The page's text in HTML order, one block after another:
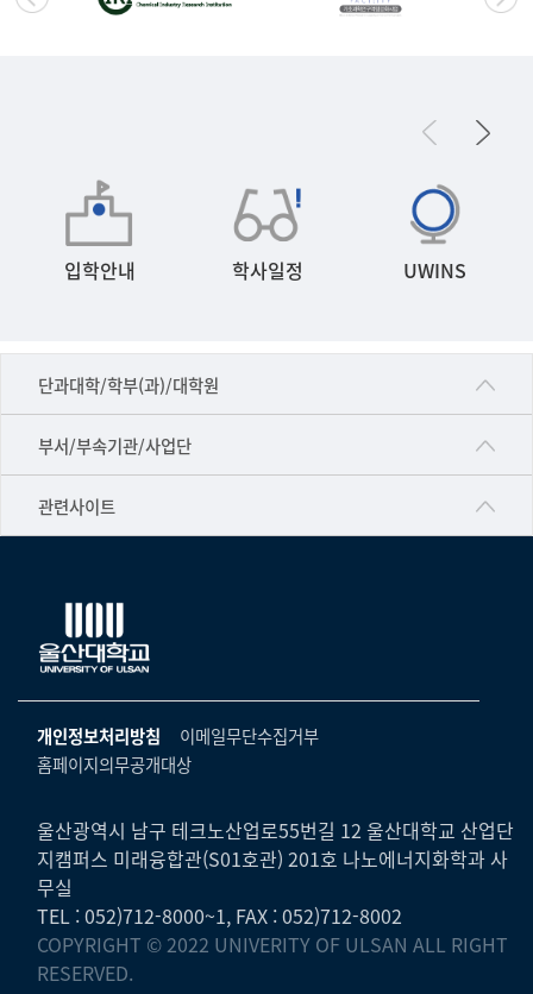
입학안내 학사일정 UWINS
단과대학/학부(과)/대학원
■인문대학
▷국어국문학부
▷일본어·일본학과
▷프랑스어·프랑스학과
▷스페인·중남미학과
▷철학·상담학과
■사회과학대학
▷사회과학부
ㆍ경제학전공
ㆍ행정학전공
ㆍ국제관계학전공
부서/부속기관/사업단
공동기기센터
공학교육혁신센터
국제교류처
기초과학연구소
물리BK 미래혁신응집물질물리인재교육연구단
미래기술혁신융합형인재양성센터
반구대암각화유적보존연구소
보육교사교육원
산학연협력선도대학육성사업(LINC3.0)사업단
관련사이트
건강가정지원센터
교수협의회
노동조합
생명윤리위원회
온라인 기술거래 플랫폼
울산대신문
울산대학교병원
캠퍼스안전관리
UCLASS
개인정보처리방침
이메일무단수집거부
홈페이지의무공개대상
울산광역시 남구 테크노산업로55번길 12 울산대학교 산업단
지캠퍼스 미래융합관(S01호관) 201호 나노에너지화학과 사
무실
TEL : 052)712-8000~1, FAX : 052)712-8002
COPYRIGHT © 2022 UNIVERITY OF ULSAN ALL RIGHT
RESERVED.